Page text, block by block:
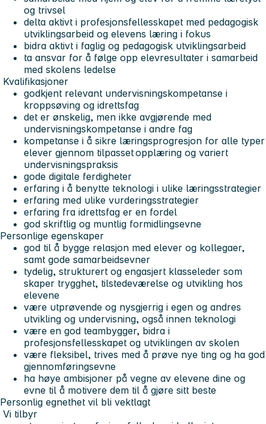
og trivsel
delta aktivt i profesjonsfellesskapet med pedagogisk
utviklingsarbeid og elevens læring i fokus
bidra aktivt i faglig og pedagogisk utviklingsarbeid
ta ansvar for å følge opp elevresultater i samarbeid
med skolens ledelse
Kvalifikasjoner
godkjent relevant undervisningskompetanse i
kroppsøving og idrettsfag
det er ønskelig, men ikke avgjørende med
undervisningskompetanse i andre fag
kompetanse i å sikre læringsprogresjon for alle typer
elever gjennom tilpasset opplæring og variert
undervisningspraksis
gode digitale ferdigheter
erfaring i å benytte teknologi i ulike læringsstrategier
erfaring med ulike vurderingsstrategier
erfaring fra idrettsfag er en fordel
god skriftlig og muntlig formidlingsevne
Personlige egenskaper
god til å bygge relasjon med elever og kollegaer,
samt gode samarbeidsevner
tydelig, strukturert og engasjert klasseleder som
skaper trygghet, tilstedeværelse og utvikling hos
elevene
være utprøvende og nysgjerrig i egen og andres
utvikling og undervisning, også innen teknologi
være en god teambygger, bidra i
profesjonsfellesskapet og utviklingen av skolen
være fleksibel, trives med å prøve nye ting og ha god
gjennomføringsevne
ha høye ambisjoner på vegne av elevene dine og
evne til å motivere dem til å gjøre sitt beste
Personlig egnethet vil bli vektlagt
Vi tilbyr